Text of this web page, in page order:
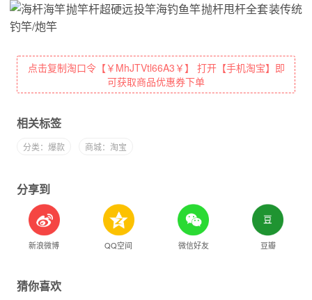
点击复制淘口令【￥MhJTVtl66A3￥】 打开【手机淘宝】即
可获取商品优惠券下单
相关标签
分类：爆款 商城：淘宝
分享到
新浪微博 QQ空间 微信好友 豆瓣
猜你喜欢